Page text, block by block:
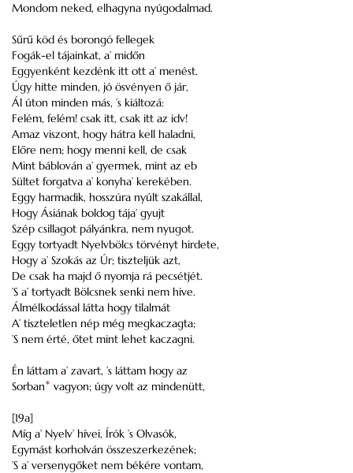
Mondom neked, elhagyna nyúgodalmad.
Sűrű köd és borongó fellegek
Fogák-el tájainkat, a’ midőn
Eggyenként kezdénk itt ott a’ menést.
Úgy hitte minden, jó ösvényen ő jár,
Ál úton minden más, ’s kiáltozá:
Felém, felém! csak itt, csak itt az idv!
Amaz viszont, hogy hátra kell haladni,
Előre nem; hogy menni kell, de csak
Mint báblován a’ gyermek, mint az eb
Sültet forgatva a’ konyha’ kerekében.
Eggy harmadik, hosszúra nyúlt szakállal,
Hogy Ásiának boldog tája’ gyujt
Szép csillagot pályánkra, nem nyugot.
Eggy tortyadt Nyelvbölcs törvényt hirdete,
Hogy a’ Szokás az Úr; tiszteljük azt,
De csak ha majd ő nyomja rá pecsétjét.
’S a’ tortyadt Bölcsnek senki nem hive.
Álmélkodással látta hogy tilalmát
A’ tiszteletlen nép még megkaczagta;
’S nem érté, őtet mint lehet kaczagni.
Én láttam a’ zavart, ’s láttam hogy az
Sorban* vagyon; úgy volt az mindenütt,
[19a]
Míg a’ Nyelv’ hívei, Írók ’s Olvasók,
Egymást korholván összeszerkezének;
’S a’ versenygőket nem békére vontam,